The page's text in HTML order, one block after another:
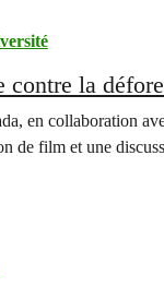
la
en collaboration
de film et une